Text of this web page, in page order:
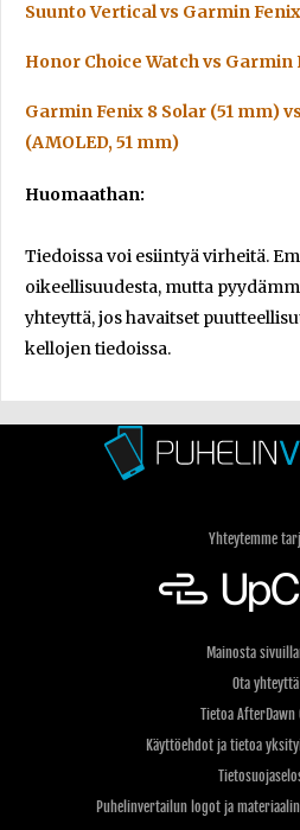
Suunto Vertical vs Garmin
Honor Choice Watch vs Garmin
Garmin Fenix 8 Solar (51 mm)
(AMOLED, 51 mm)
Huomaathan:
Tiedoissa voi esiintyä virheitä.
oikeellisuudesta, mutta
yhteyttä, jos havaitset
kellojen tiedoissa.
Yhteytemme
Mainosta
Ota yhteyttä
Tietoa AfterDawn
Käyttöehdot ja tietoa
Puhelinvertailun logot ja